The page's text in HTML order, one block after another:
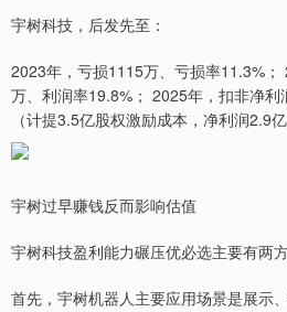
宇树科技，后发先至：
2023年，亏损1115万、亏损率11.3%
万、利润率19.8%； 2025年，扣非净
（计提3.5亿股权激励成本，净利润2.9亿
宇树过早赚钱反而影响估值
宇树科技盈利能力碾压优必选主要有两
首先，宇树机器人主要应用场景是展示